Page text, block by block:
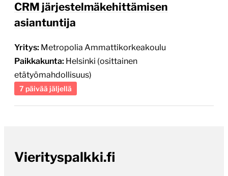
CRM järjestelmäkehittämisen
asiantuntija
Yritys: Metropolia Ammattikorkeakoulu
Paikkakunta: Helsinki (osittainen
etätyömahdollisuus)
7 päivää jäljellä
Vierityspalkki.fi